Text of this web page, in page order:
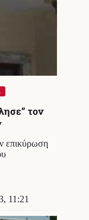
τον
επικύρωση
11:21